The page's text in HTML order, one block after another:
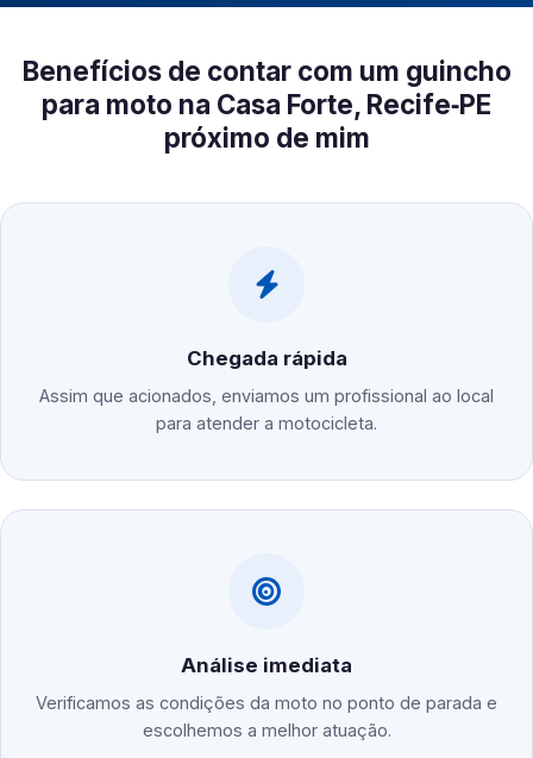
Benefícios de contar com um guincho
para moto na Casa Forte, Recife‑PE
próximo de mim
Chegada rápida
Assim que acionados, enviamos um profissional ao local
para atender a motocicleta.
Análise imediata
Verificamos as condições da moto no ponto de parada e
escolhemos a melhor atuação.